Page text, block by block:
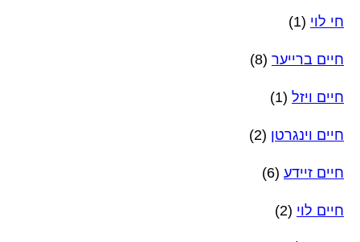
חי לוי (1)
חיים ברייער (8)
חיים ויזל (1)
חיים וינגרטן (2)
חיים זיידע (6)
חיים לוי (2)